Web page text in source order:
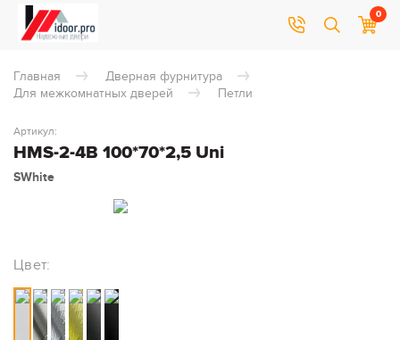
0
Главная
Дверная фурнитура
Для межкомнатных дверей
Петли
HMS-2-4B 100*70*2,5 Uni
Артикул:
SWhite
Цвет: